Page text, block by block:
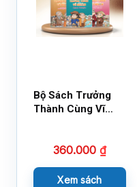
Bộ Sách Trưởng
Thành Cùng Vĩ
360.000 ₫
Xem sách